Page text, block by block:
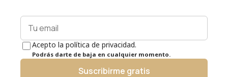
Acepto la política de privacidad.
Podrás darte de baja en cualquier momento.
Suscribirme gratis